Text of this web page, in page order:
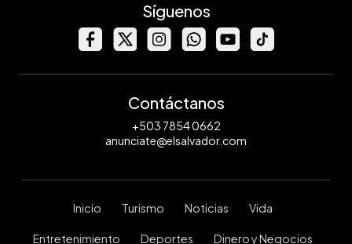
Síguenos
Contáctanos
+503 7854 0662
anunciate@elsalvador.com
Inicio Turismo Noticias Vida
Entretenimiento Deportes Dinero y Negocios